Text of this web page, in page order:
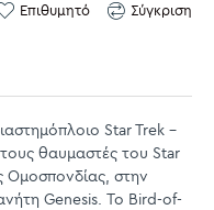
Επιθυμητό Σύγκριση
Star Trek -
θαυμαστές του Star
Ομοσπονδίας, στην
Genesis. Το Bird-of-